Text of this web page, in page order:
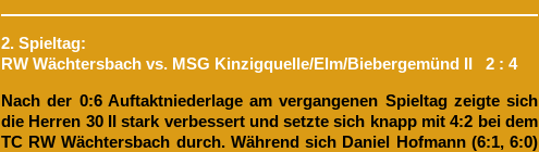
2. Spieltag:
RW Wächtersbach vs. MSG Kinzigquelle/Elm/Biebergemünd II 2 : 4
Nach der 0:6 Auftaktniederlage am vergangenen Spieltag zeigte sich
die Herren 30 II stark verbessert und setzte sich knapp mit 4:2 bei dem
TC RW Wächtersbach durch. Während sich Daniel Hofmann (6:1, 6:0)